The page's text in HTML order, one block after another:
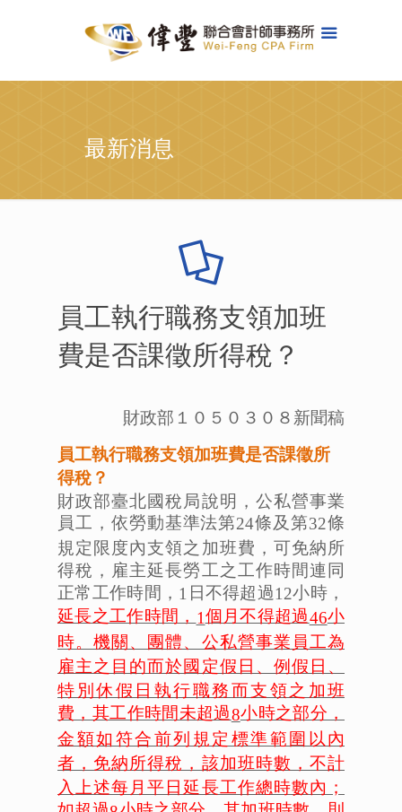
最新消息
員工執行職務支領加班
費是否課徵所得稅？
財政部１０５０３０８新聞稿
員工執行職務支領加班費是否課徵所
得稅？
財政部臺北國稅局說明，公私營事業
員工，依勞動基準法第24條及第32條
規定限度內支領之加班費，可免納所
得稅，雇主延長勞工之工作時間連同
正常工作時間， 1 日不得超過12小時，
延長之工作時間， 1個月不得超過46小
時。機關、團體、公私營事業員工為
雇主之目的而於國定假日、例假日、
特別休假日執行職務而支領之加班
費，其工作時間未超過8小時之部分，
金額如符合前列規定標準範圍以內
者，免納所得稅，該加班時數，不計
入上述每月平日延長工作總時數內；